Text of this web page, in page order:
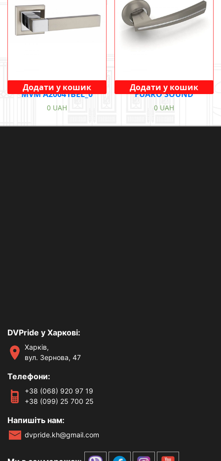
MVM A20041BEL_0
0 UAH
Додати у кошик
FUARO SOUND
0 UAH
Додати у кошик
DVPride у Харкові:
Харків,
вул. Зернова, 47
Телефони:
+38 (068) 920 97 19
+38 (099) 25 700 25
Напишіть нам:
dvpride.kh@gmail.com